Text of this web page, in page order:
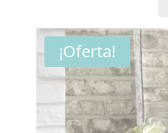
¡Oferta!